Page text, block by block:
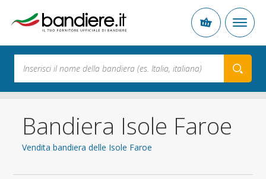
Bandiera Isole Faroe
Vendita bandiera delle Isole Faroe